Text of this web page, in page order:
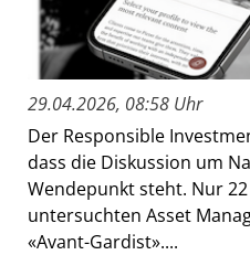
29.04.2026, 08:58 Uhr
Der Responsible
dass die Diskussion um
Wendepunkt steht. Nur
untersuchten Asset
«Avant-Gardist»....